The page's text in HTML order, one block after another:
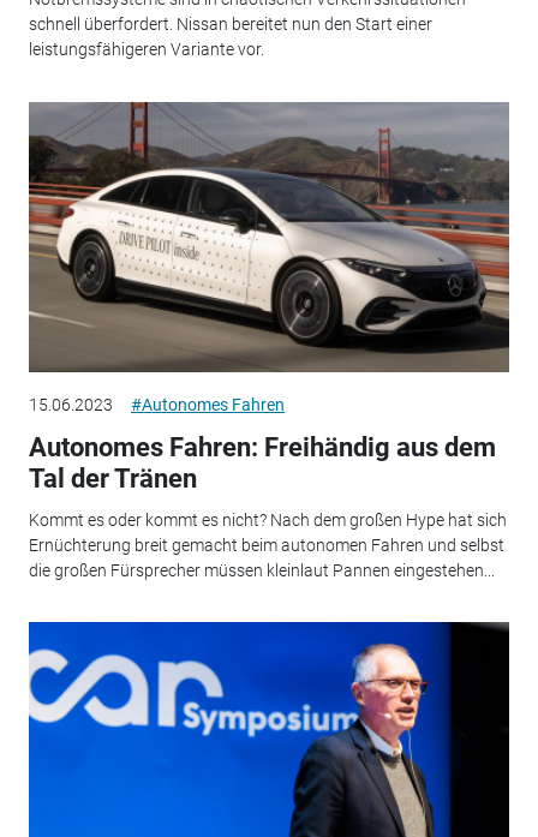
schnell überfordert. Nissan bereitet nun den Start einer
leistungsfähigeren Variante vor.
15.06.2023 #Autonomes Fahren
Autonomes Fahren: Freihändig aus dem
Tal der Tränen
Kommt es oder kommt es nicht? Nach dem großen Hype hat sich
Ernüchterung breit gemacht beim autonomen Fahren und selbst
die großen Fürsprecher müssen kleinlaut Pannen eingestehen...